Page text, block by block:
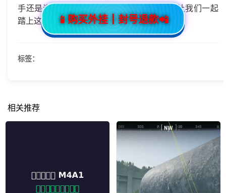
手还是资深玩家，都能轻松上手。现在，就让我们一起
踏上这段精彩的冒险之旅吧！
标签：
相关推荐
📱购买外挂┃封号退款📲